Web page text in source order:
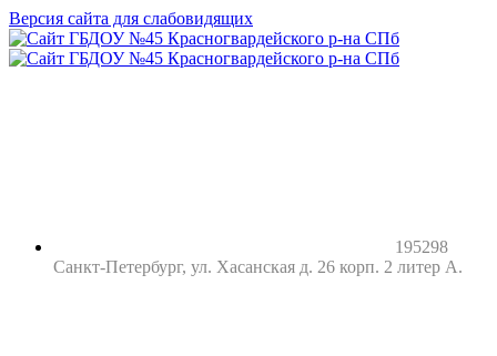
Версия сайта для слабовидящих
195298
Санкт-Петербург, ул. Хасанская д. 26 корп. 2 литер А.